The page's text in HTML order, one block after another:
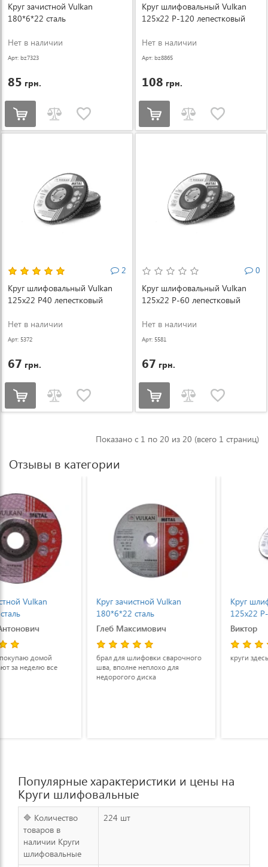
Круг зачистной Vulkan
180*6*22 сталь
Нет в наличии
Арт: bz7323
85 грн.
Круг шлифовальный Vulkan
125x22 P-120 лепестковый
Нет в наличии
Арт: bz8865
108 грн.
2
Круг шлифовальный Vulkan
125x22 P40 лепестковый
Нет в наличии
Арт: 5372
67 грн.
0
Круг шлифовальный Vulkan
125x22 P-60 лепестковый
Нет в наличии
Арт: 5581
67 грн.
Показано с 1 по 20 из 20 (всего 1 страниц)
Отзывы в категории
Круг зачистной Vulkan
180*6*22 сталь
Глеб Максимович
брал для шлифовки сварочного
шва, вполне неплохо для
Круг шлифовальный Vulkan
125x22 P-80 лепестковый
Виктор
круги здесь холроши
Популярные характеристики и цены на
Круги шлифовальные
🔷 Количество
товаров в
наличии Круги
шлифовальные
224 шт